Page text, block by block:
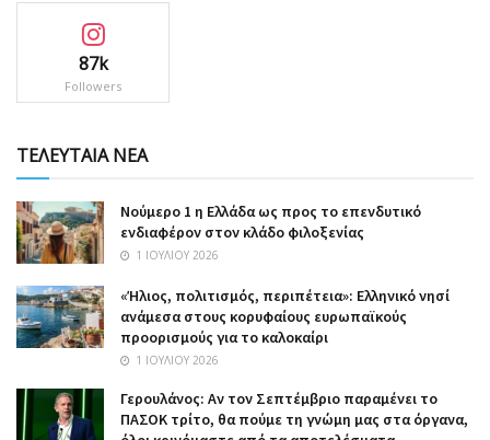
87k
Followers
ΤΕΛΕΥΤΑΙΑ ΝΕΑ
Nούμερο 1 η Ελλάδα ως προς το επενδυτικό
ενδιαφέρον στον κλάδο φιλοξενίας
1 ΙΟΥΛΊΟΥ 2026
«Ήλιος, πολιτισμός, περιπέτεια»: Ελληνικό νησί
ανάμεσα στους κορυφαίους ευρωπαϊκούς
προορισμούς για το καλοκαίρι
1 ΙΟΥΛΊΟΥ 2026
Γερουλάνος: Αν τον Σεπτέμβριο παραμένει το
ΠΑΣΟΚ τρίτο, θα πούμε τη γνώμη μας στα όργανα,